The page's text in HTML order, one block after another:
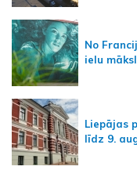
No
ielu
Liepājas
līdz 9.